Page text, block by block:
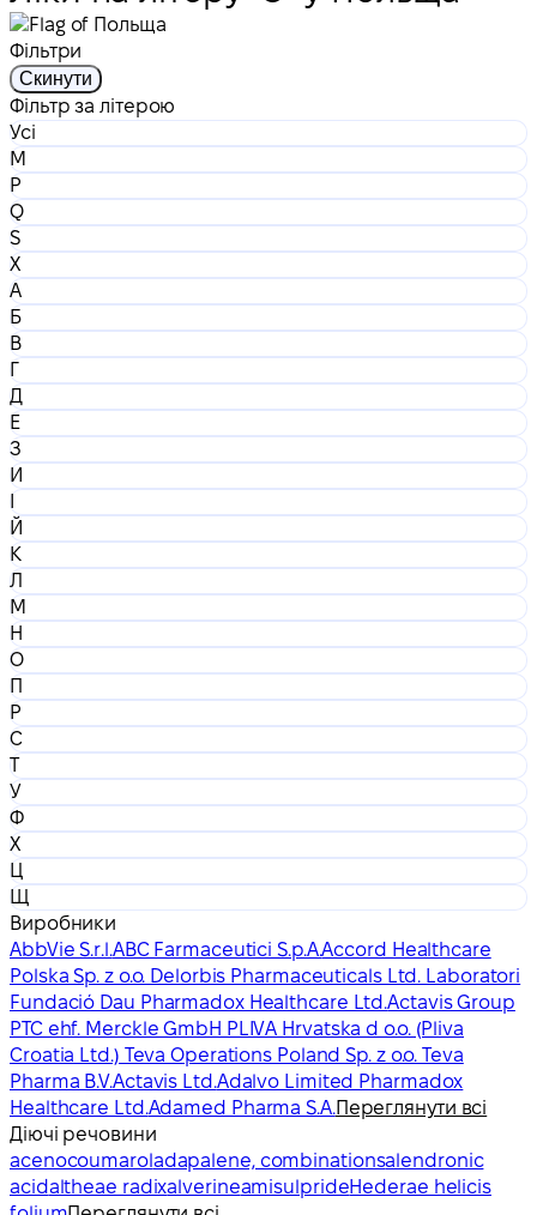
Фільтри
Скинути
Фільтр за літерою
Усі
M
P
Q
S
X
А
Б
В
Г
Д
Е
З
И
І
Й
К
Л
М
Н
О
П
Р
С
Т
У
Ф
Х
Ц
Щ
Виробники
AbbVie S.r.l.ABC Farmaceutici S.p.A.Accord Healthcare
Polska Sp. z o.o. Delorbis Pharmaceuticals Ltd. Laboratori
Fundació Dau Pharmadox Healthcare Ltd.Actavis Group
PTC ehf. Merckle GmbH PLIVA Hrvatska d o.o. (Pliva
Croatia Ltd.) Teva Operations Poland Sp. z o.o. Teva
Pharma B.V.Actavis Ltd.Adalvo Limited Pharmadox
Healthcare Ltd.Adamed Pharma S.A.Переглянути всі
Діючі речовини
acenocoumaroladapalene, combinationsalendronic
acidaltheae radixalverineamisulprideHederae helicis